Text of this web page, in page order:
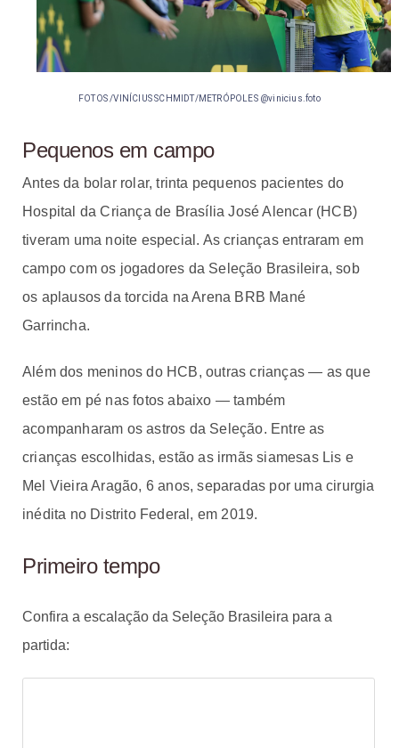
FOTOS /VINÍCIUS SCHMIDT/METRÓPOLES @vinicius.foto
Pequenos em campo
Antes da bolar rolar, trinta pequenos pacientes do
Hospital da Criança de Brasília José Alencar (HCB)
tiveram uma noite especial. As crianças entraram em
campo com os jogadores da Seleção Brasileira, sob
os aplausos da torcida na Arena BRB Mané
Garrincha.
Além dos meninos do HCB, outras crianças — as que
estão em pé nas fotos abaixo — também
acompanharam os astros da Seleção. Entre as
crianças escolhidas, estão as irmãs siamesas Lis e
Mel Vieira Aragão, 6 anos, separadas por uma cirurgia
inédita no Distrito Federal, em 2019.
Primeiro tempo
Confira a escalação da Seleção Brasileira para a
partida: